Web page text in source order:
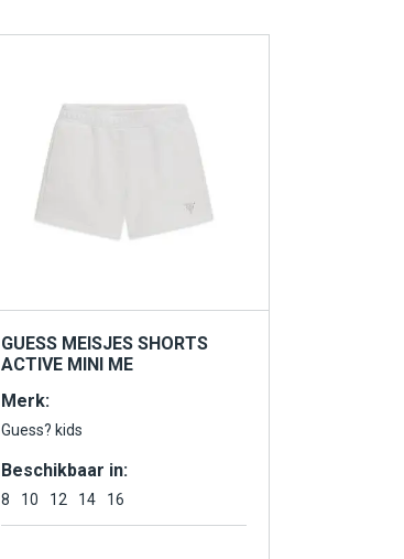
GUESS MEISJES SHORTS
ACTIVE MINI ME
Merk:
Guess? kids
Beschikbaar in:
8 10 12 14 16